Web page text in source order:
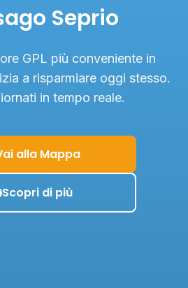
Seprio
GPL più conveniente in
a risparmiare oggi stesso.
in tempo reale.
alla Mappa
Scopri di più